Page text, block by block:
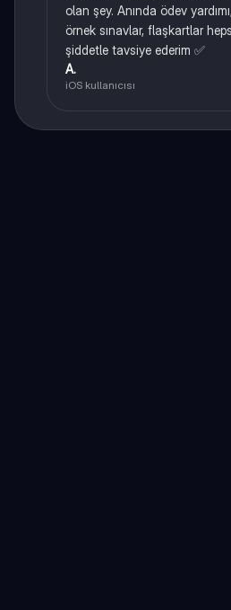
olan şey. Anında ödev
örnek sınavlar, flaşkartlar
şiddetle tavsiye ederim ✅
A.
iOS kullanıcısı